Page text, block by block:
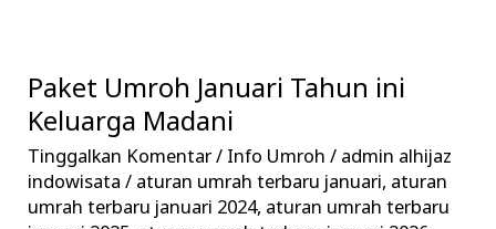
Paket Umroh Januari Tahun ini
Keluarga Madani
Tinggalkan Komentar/ Info Umroh / admin alhijaz
indowisata/ aturan umrah terbaru januari, aturan
umrah terbaru januari 2024, aturan umrah terbaru
Paket
Umroh
Januari
Tahun
ini